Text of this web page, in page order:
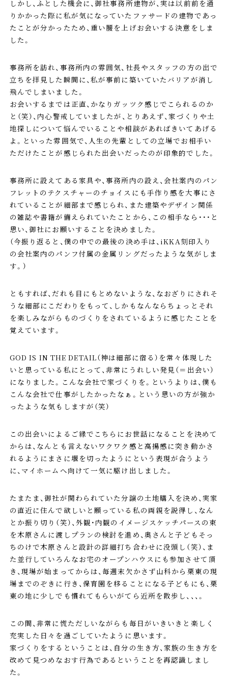
しかし、ふとした機会に、御社事務所建物が、実は以前前を通
りかかった際に私が気になっていたファサードの建物であっ
たことが分かったため、重い腰を上げお会いする決意をしま
した。
事務所を訪れ、事務所内の雰囲気、社長やスタッフの方の出で
立ちを拝見した瞬間に、私が事前に築いていたバリアが消し
飛んでしまいました。
お会いするまでは正直、かなりガッツク感じでこられるのか
と（笑）、内心警戒していましたが、とりあえず、家づくりや土
地探しについて悩んでいることや相談があればきいてあげる
よ。といった雰囲気で、人生の先輩としての立場でお相手い
ただけたことが感じられた出会いだったのが印象的でした。
事務所に設えてある家具や、事務所内の設え、会社案内のパン
フレットのテクスチャーのチョイスにも手作り感を大事にさ
れていることが細部まで感じられ、また建築やデザイン関係
の雑誌や書籍が備えられていたことから、この相手なら・・・と
思い、御社にお願いすることを決めました。
（今振り返ると、僕の中での最後の決め手は、iKKA刻印入り
の会社案内のパンフ付属の金属リングだったような気がしま
す。）
ともすれば、だれも目にもとめないような、なおざりにされそ
うな細部にこだわりをもって、しかもなんならちょっとそれ
を楽しみながらものづくりをされているように感じたことを
覚えています。
GOD IS IN THE DETAIL（神は細部に宿る）を常々体現した
いと思っている私にとって、非常にうれしい発見（＝出会い）
になりました。こんな会社で家づくりを。というよりは、僕も
こんな会社で仕事がしたかったなぁ。という思いの方が強か
ったような気もしますが（笑）
この出会いによるご縁でこちらにお世話になることを決めて
からは、なんとも言えないワクワク感と高揚感に突き動かさ
れるようにまさに堰を切ったようにという表現が合うよう
に、マイホームへ向けて一気に駆け出しました。
たまたま、御社が関わられていた分譲の土地購入を決め、実家
の直近に住んで欲しいと願っている私の両親を説得し、なん
とか振り切り（笑）、外観・内観のイメージスケッチパースの束
を木原さんに渡しプランの検討を進め、奥さんと子どもそっ
ちのけで木原さんと設計の詳細打ち合わせに没頭し（笑）、ま
た並行していろんなお宅のオープンハウスにも参加させて頂
き、現場が始まってからは、毎週末欠かさず山科から栗東の現
場までのぞきに行き、保育園を移ることになる子どもにも、栗
東の地に少しでも慣れてもらいがてら近所を散歩し、、、。
この間、非常に慌ただしいながらも毎日がいきいきと楽しく
充実した日々を過ごしていたように思います。
家づくりをするということは、自分の生き方、家族の生き方を
改めて見つめなおす行為であるということを再認識しまし
た。